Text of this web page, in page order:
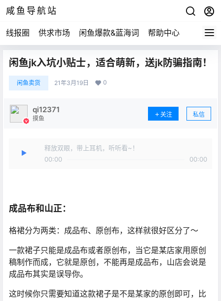
咸鱼导航站
线报圈 供求市场 闲鱼爆款&蓝海词 帮助中心
闲鱼jk入坑小贴士，适合萌新，送jk防骗指南！
闲鱼卖货 21年3月19日 0
qi12371
摸鱼
关注 私信
释放双眼，带上耳机，听听看~！
00:00
00:00
成品布和山正：
格裙分为两类：成品布、原创布，这样就很好区分了～
一款裙子只能是成品布或者原创布，当它是某店家用原创
稿制作而成，它就是原创，不能再是成品布，山店会说是
成品布其实是误导你。
这时候你只需要知道这款裙子是不是某家的原创即可，比